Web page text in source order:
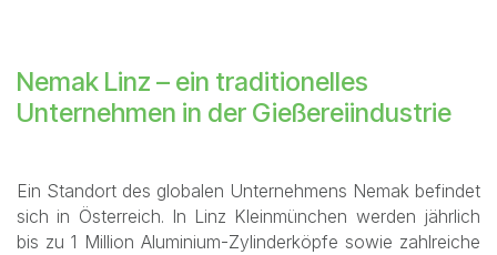
Nemak Linz – ein traditionelles
Unternehmen in der Gießereiindustrie
Ein Standort des globalen Unternehmens Nemak befindet
sich in Österreich. In Linz Kleinmünchen werden jährlich
bis zu 1 Million Aluminium-Zylinderköpfe sowie zahlreiche